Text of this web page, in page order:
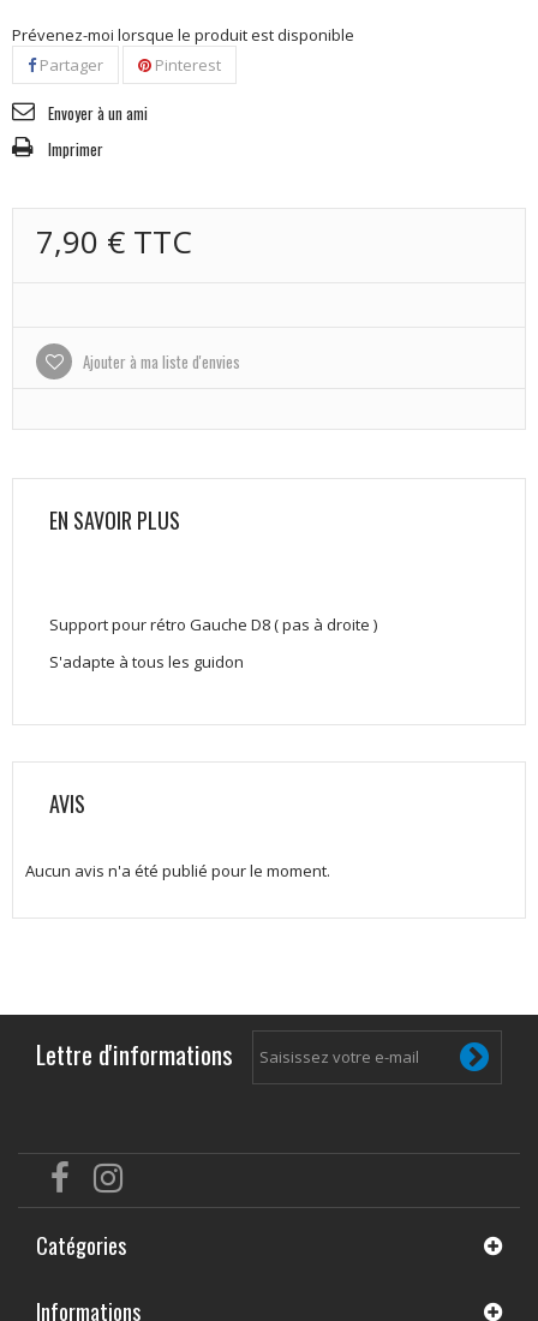
Prévenez-moi lorsque le produit est disponible
Partager
Pinterest
Envoyer à un ami
Imprimer
7,90 € TTC
Ajouter à ma liste d'envies
EN SAVOIR PLUS
Support pour rétro Gauche D8 ( pas à droite )
S'adapte à tous les guidon
AVIS
Aucun avis n'a été publié pour le moment.
Lettre d'informations
Catégories
Informations